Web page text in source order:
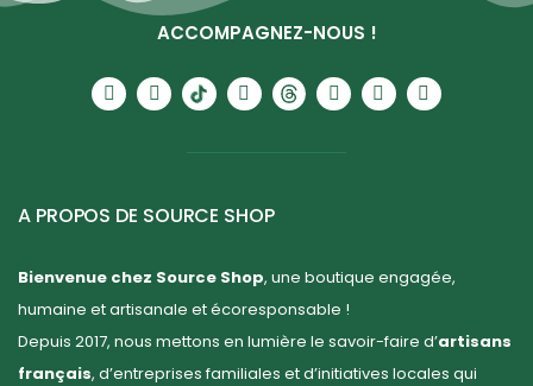
ACCOMPAGNEZ-NOUS !
A PROPOS DE SOURCE SHOP
Bienvenue chez Source Shop, une boutique engagée,
humaine et artisanale et écoresponsable !
Depuis 2017, nous mettons en lumière le savoir-faire d’artisans
français, d’entreprises familiales et d’initiatives locales qui